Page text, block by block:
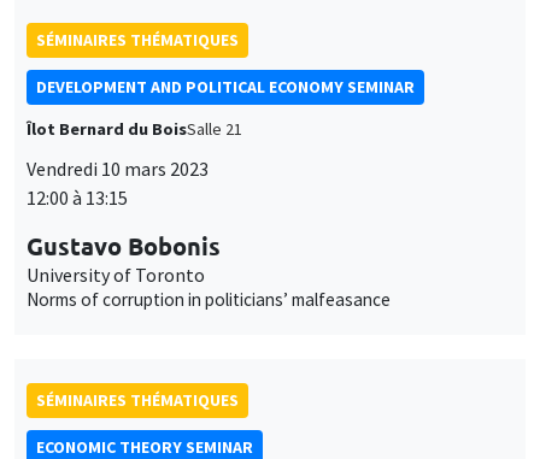
SÉMINAIRES THÉMATIQUES
DEVELOPMENT AND POLITICAL ECONOMY SEMINAR
Îlot Bernard du BoisSalle 21
Vendredi 10 mars 2023
12:00 à 13:15
Gustavo Bobonis
University of Toronto
Norms of corruption in politicians’ malfeasance
SÉMINAIRES THÉMATIQUES
ECONOMIC THEORY SEMINAR